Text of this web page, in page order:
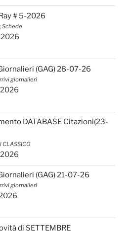
# 5-2026
Schede
(GAG) 28-07-26
giornalieri
DATABASE Citazioni(23-
CLASSICO
(GAG) 21-07-26
giornalieri
di SETTEMBRE